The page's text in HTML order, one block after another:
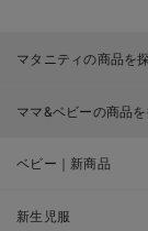
マタニティの商品を
ママ&ベビーの商品
ベビー｜新商品
新生児服